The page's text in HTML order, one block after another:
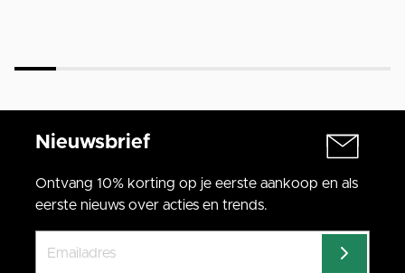
Nieuwsbrief
Ontvang 10% korting op je eerste aankoop en als
eerste nieuws over acties en trends.